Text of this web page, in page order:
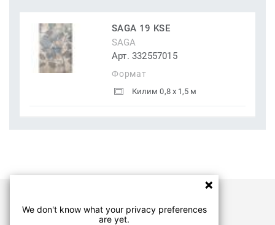
SAGA 19 KSE
SAGA
Арт. 332557015
Формат
Килим 0,8 x 1,5 м
Документи
We don't know what your privacy preferences
are yet.